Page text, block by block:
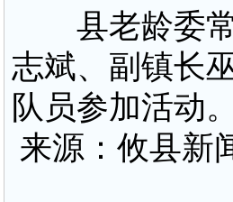
县老龄委常
志斌、副镇长
队员参加活动。
来源：攸县